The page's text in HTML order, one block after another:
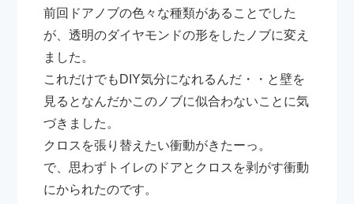
前回ドアノブの色々な種類があることでした
が、透明のダイヤモンドの形をしたノブに変え
ました。
これだけでもDIY気分になれるんだ・・と壁を
見るとなんだかこのノブに似合わないことに気
づきました。
クロスを張り替えたい衝動がきたーっ。
で、思わずトイレのドアとクロスを剥がす衝動
にかられたのです。